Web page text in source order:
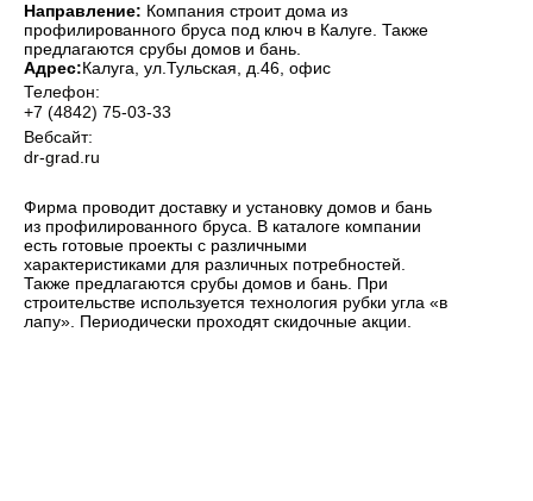
Направление: Компания строит дома из
профилированного бруса под ключ в Калуге. Также
предлагаются срубы домов и бань.
Адрес:Калуга , ул.Тульская, д.46, офис
Телефон:
+7 (4842) 75-03-33
Вебсайт:
dr-grad.ru
Фирма проводит доставку и установку домов и бань
из профилированного бруса. В каталоге компании
есть готовые проекты с различными
характеристиками для различных потребностей.
Также предлагаются срубы домов и бань. При
строительстве используется технология рубки угла «в
лапу». Периодически проходят скидочные акции.